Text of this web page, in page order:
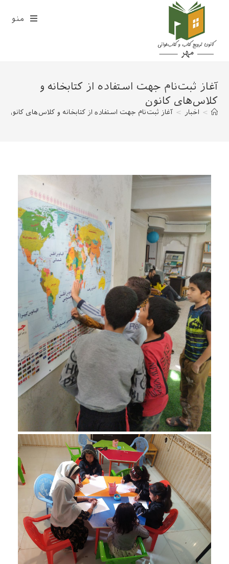
منو
آغاز ثبت‌نام جهت استفاده از کتابخانه و
کلاس‌های کانون
> اخبار > آغاز ثبت‌نام جهت استفاده از کتابخانه و کلاس‌های کانون